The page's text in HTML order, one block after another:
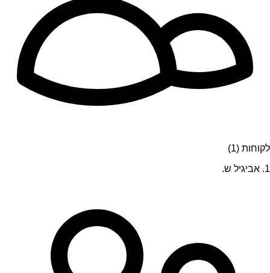
לקוחות (1)
1. אביגיל ש.